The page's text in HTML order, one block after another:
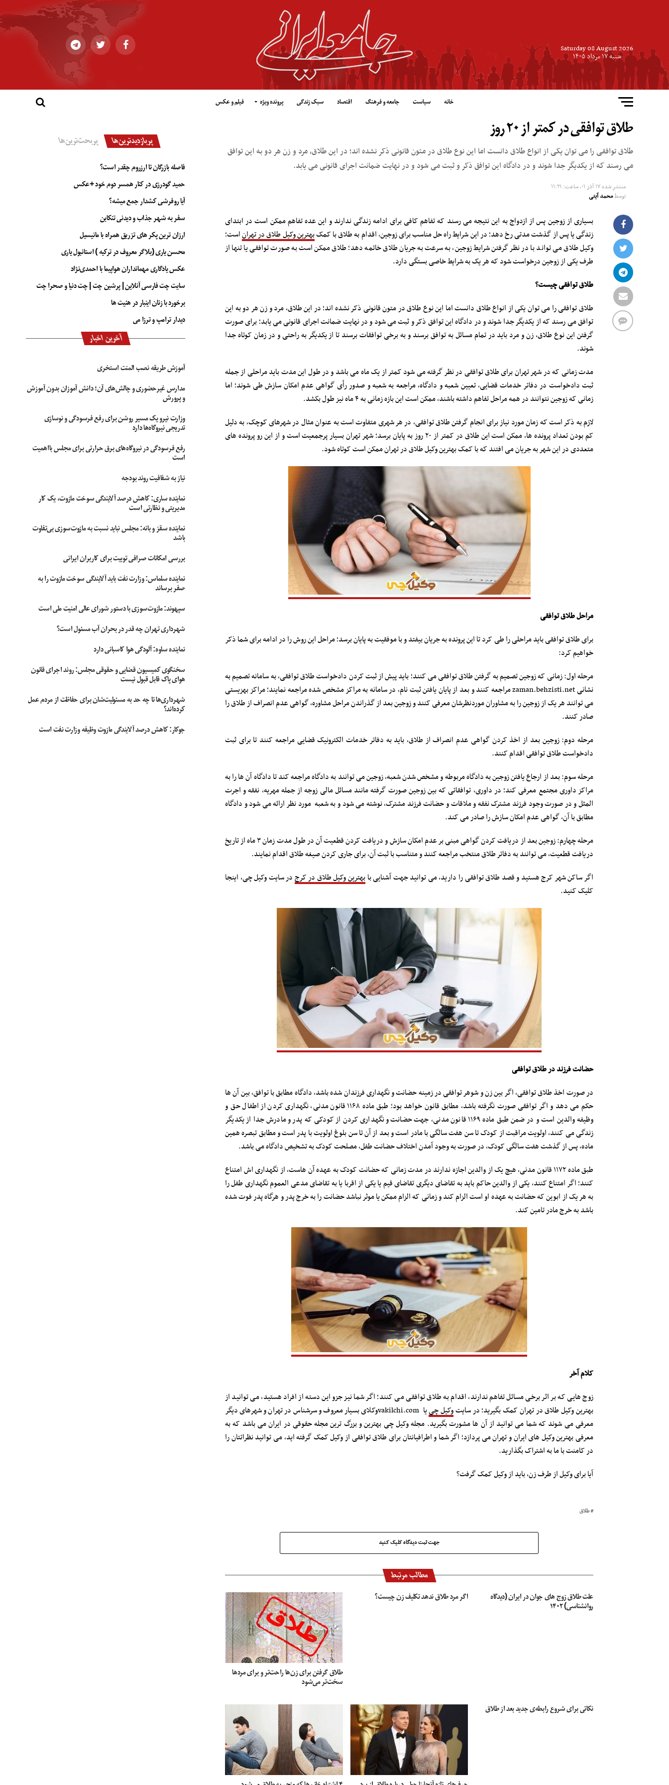
Saturday 08 August 2026
شنبه ۱۷ مرداد ۱۴۰۵
خانه سیاست جامعه و فرهنگ اقتصاد سبک زندگی پرونده ویژه فیلم و عکس
طلاق توافقی در کمتر از ۲۰ روز
طلاق توافقی را می توان یکی از انواع طلاق دانست اما این نوع طلاق در متون قانونی ذکر نشده اند؛ در این طلاق، مرد و زن هر دو به این توافق
می رسند که از یکدیگر جدا شوند و در دادگاه این توافق ذکر و ثبت می شود و در نهایت ضمانت اجرای قانونی می یابد.
منتشر شده۱۷ آذر ۰۱, ساعت: ۱۱:۲۱
توسطمحمد آیتی
بسیاری از زوجین پس از ازدواج به این نتیجه می رسند که تفاهم کافی برای ادامه زندگی ندارند و این عده تفاهم ممکن است در ابتدای
زندگی یا پس از گذشت مدتی رخ دهد؛ در این شرایط راه حل مناسب برای زوجین، اقدام به طلاق با کمکبهترین وکیل طلاق در تهراناست؛
وکیل طلاق می تواند با در نظر گرفتن شرایط زوجین، به سرعت به جریان طلاق خاتمه دهد؛ طلاق ممکن است به صورت توافقی یا تنها از
طرف یکی از زوجین درخواست شود که هر یک به شرایط خاصی بستگی دارد.
طلاق توافقی چیست؟
طلاق توافقی را می توان یکی از انواع طلاق دانست اما این نوع طلاق در متون قانونی ذکر نشده اند؛ در این طلاق، مرد و زن هر دو به این
توافق می رسند که از یکدیگر جدا شوند و در دادگاه این توافق ذکر و ثبت می شود و در نهایت ضمانت اجرای قانونی می یابد؛ برای صورت
گرفتن این نوع طلاق، زن و مرد باید در تمام مسائل به توافق برسند و به برخی توافقات برسند تا از یکدیگر به راحتی و در زمان کوتاه جدا
شوند.
مدت زمانی که در شهر تهران برای طلاق توافقی در نظر گرفته می شود کمتر از یک ماه می باشد و در طول این مدت باید مراحلی از جمله
ثبت دادخواست در دفاتر خدمات قضایی، تعیین شعبه و دادگاه، مراجعه به شعبه و صدور رأی گواهی عدم امکان سازش طی شوند؛ اما
زمانی که زوجین نتوانند در همه مراحل تفاهم داشته باشند، ممکن است این بازه زمانی به ۴ ماه نیز طول بکشد.
لازم به ذکر است که زمان مورد نیاز برای انجام گرفتن طلاق توافقی، در هر شهری متفاوت است به عنوان مثال در شهرهای کوچک، به دلیل
کم بودن تعداد پرونده ها، ممکن است این طلاق در کمتر از ۲۰ روز به پایان برسد؛ شهر تهران بسیار پرجمعیت است و از این رو پرونده های
متعددی در این شهر به جریان می افتند که با کمک بهترین وکیل طلاق در تهران ممکن است کوتاه شود.
مراحل طلاق توافقی
برای طلاق توافقی باید مراحلی را طی کرد تا این پرونده به جریان بیفتد و با موفقیت به پایان برسد؛ مراحل این روش را در ادامه برای شما ذکر
خواهیم کرد:
مرحله اول: زمانی که زوجین تصمیم به گرفتن طلاق توافقی می کنند؛ باید پیش از ثبت کردن دادخواست طلاق توافقی، به سامانه تصمیم به
نشانی zaman.behzisti.net مراجعه کنند و بعد از پایان یافتن ثبت نام، در سامانه به مراکز مشخص شده مراجعه نمایند؛ مراکز بهزیستی
می توانند هر یک از زوجین را به مشاوران موردنظرشان معرفی کنند و زوجین بعد از گذراندن مراحل مشاوره، گواهی عدم انصراف از طلاق را
صادر کنند.
مرحله دوم: زوجین بعد از اخذ کردن گواهی عدم انصراف از طلاق، باید به دفاتر خدمات الکترونیک قضایی مراجعه کنند تا برای ثبت
دادخواست طلاق توافقی اقدام کنند.
مرحله سوم: بعد از ارجاع یافتن زوجین به دادگاه مربوطه و مشخص شدن شعبه، زوجین می توانند به دادگاه مراجعه کند تا دادگاه آن ها را به
مراکز داوری مجتمع معرفی کند؛ در داوری، توافقاتی که بین زوجین صورت گرفته مانند مسائل مالی زوجه از جمله مهریه، نفقه و اجرت
المثل و در صورت وجود فرزند مشترک نفقه و ملاقات و حضانت فرزند مشترک، نوشته می شود و به شعبه مورد نظر ارائه می شود و دادگاه
مطابق با آن، گواهی عدم امکان سازش را صادر می کند.
مرحله چهارم: زوجین بعد از دریافت کردن گواهی مبنی بر عدم امکان سازش و دریافت کردن قطعیت آن در طول مدت زمان ۳ ماه از تاریخ
دریافت قطعیت، می توانند به دفاتر طلاق منتخب مراجعه کنند و متناسب با ثبت آن، برای جاری کردن صیغه طلاق اقدام نمایند.
اگر ساکن شهر کرج هستید و قصد طلاق توافقی را دارید، می توانید جهت آشنایی بابهترین وکیل طلاق در کرجدر سایت وکیل چی، اینجا
کلیک کنید.
حضانت فرزند در طلاق توافقی
در صورت اخذ طلاق توافقی، اگر بین زن و شوهر توافقی در زمینه حضانت و نگهداری فرزندان شده باشد، دادگاه مطابق با توافق، بین آن ها
حکم می دهد و اگر توافقی صورت نگرفته باشد، مطابق قانون خواهد بود؛ طبق ماده ۱۱۶۸ قانون مدنی، نگهداری کردن از اطفال حق و
وظیفه والدین است و در ضمن طبق ماده ۱۱۶۹ قانون مدنی، جهت حضانت و نگهداری کردن از کودکی که پدر و مادرش جدا از یکدیگر
زندگی می کنند، اولویت مراقبت از کودک تا سن هفت سالگی با مادر است و بعد از آن تا سن بلوغ اولویت با پدر است و مطابق تبصره همین
ماده، پس از گذشت هفت سالگی کودک، در صورت به وجود آمدن اختلاف حضانت طفل، مصلحت کودک به تشخیص دادگاه می باشد.
طبق ماده ۱۱۷۲ قانون مدنی، هیچ یک از والدین اجازه ندارند در مدت زمانی که حضانت کودک به عهده آن هاست، از نگهداری اش امتناع
کنند؛ اگر امتناع کنند، یکی از والدین حاکم باید به تقاضای دیگری تقاضای قیم یا یکی از اقربا یا به تقاضای مدعی العموم نگهداری طفل را
به هر یک از ابوین که حضانت به عهده او است الزام کند و زمانی که الزام ممکن یا موثر نباشد حضانت را به خرج پدر و هرگاه پدر فوت شده
باشد به خرج مادر تامین کند.
کلام آخر
زوج هایی که بر اثر برخی مسائل تفاهم ندارند، اقدام به طلاق توافقی می کنند؛ اگر شما نیز جزو این دسته از افراد هستید، می توانید از
بهترین وکیل طلاق در تهران کمک بگیرید؛ در سایتوکیل چی
یا vakilchi.comوکلای بسیار معروف و سرشناس در تهران و شهرهای دیگر
معرفی می شوند که شما می توانید از آن ها مشورت بگیرید. مجله وکیل چی بهترین و بزرگ ترین مجله حقوقی در ایران می باشد که به
معرفی بهترین وکیل های ایران و تهران می پردازد؛ اگر شما و اطرافیانتان برای طلاق توافقی از وکیل کمک گرفته اید، می توانید نظراتتان را
در کامنت با ما به اشتراک بگذارید.
آیا برای وکیل از طرف زن، باید از وکیل کمک گرفت؟
طلاق
جهت ثبت دیدگاه کلیک کنید
مطالب مرتبط
علت طلاق زوج های جوان در ایران (دیدگاه
روانشناسی) ۱۴۰۲
اگر مرد طلاق ندهد تکلیف زن چیست؟
طلاق گرفتن برای زن‌ها راحت‌تر و برای مردها
سخت‌تر می‌شود
نکاتی برای شروع رابطه‌ی جدید بعد از طلاق
پربازدیدترین‌ها پربحث‌ترین‌ها
فاصله بازرگان تا ارزروم چقدر است؟
حمید گودرزی در کنار همسر دوم خود +عکس
آیا روفرشی کشدار جمع میشه؟
سفر به شهر جذاب و دیدنی تنکابن
ارزان ترین پکر های تزریق همراه با مانیسیل
محسن یاری (بلاگر معروف در ترکیه ) استانبول یاری
عکس یادگاری مهمانداران هواپیما با احمدی‌نژاد
سایت چت فارسی آنلاین | پرشین چت | چت دنیا و صحرا چت
برخورد با زنان اینبار در هئیت ها
دیدار ترامپ و ترزا می
آخرین اخبار
آموزش طریقه نصب المنت استخری
مدارس غیرحضوری و چالش‌های آن؛ دانش آموزان بدون آموزش
و پرورش
وزارت نیرو یک مسیر روشن برای رفع فرسودگی و نوسازی
تدریجی نیروگاه‌ها دارد
رفع فرسودگی در نیروگاه‌های برق حرارتی برای مجلس بااهمیت
است
نیاز به شفافیت روند بودجه
نماینده ساری: کاهش درصد آلایندگی سوخت مازوت، یک کار
مدیریتی و نظارتی است
نماینده سقز و بانه: مجلس نباید نسبت به مازوت‌سوزی بی‌تفاوت
باشد
بررسی امکانات صرافی توبیت برای کاربران ایرانی
نماینده سلماس: وزارت نفت باید آلایندگی سوخت مازوت را به
صفر برساند
سپهوند:‌ مازوت‌سوزی با دستور شورای عالی امنیت ملی است
شهرداری تهران چه قدر در بحران آب مسئول است؟
نماینده ساوه: آلودگی هوا کاسبانی دارد
سخنگوی کمیسیون قضایی و حقوقی مجلس: روند اجرای قانون
هوای پاک قابل قبول نیست
شهرداری‌ها تا چه حد به مسئولیت‌شان برای حفاظت از مردم عمل
کرده‌اند؟
جوکار: کاهش درصد آلایندگی مازوت وظیفه وزارت نفت است